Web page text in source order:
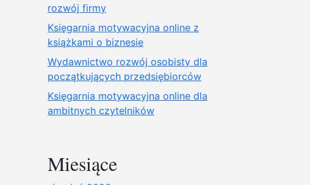
rozwój firmy
Księgarnia motywacyjna online z
książkami o biznesie
Wydawnictwo rozwój osobisty dla
początkujących przedsiębiorców
Księgarnia motywacyjna online dla
ambitnych czytelników
Miesiące